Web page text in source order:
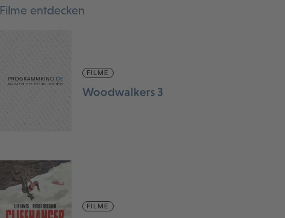
Filme entdecken
FILME
Woodwalkers 3
FILME